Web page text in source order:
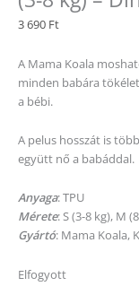
3 690 Ft
A Mama Koala
minden babára
a bébi.
A pelus hosszát is
együtt nő a babáddal.
Anyaga: TPU
Mérete: S (3-8 kg), M
Gyártó: Mama Koala,
Elfogyott